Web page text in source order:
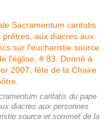
caritatis du pape
diacres aux personnes
source et sommet de la